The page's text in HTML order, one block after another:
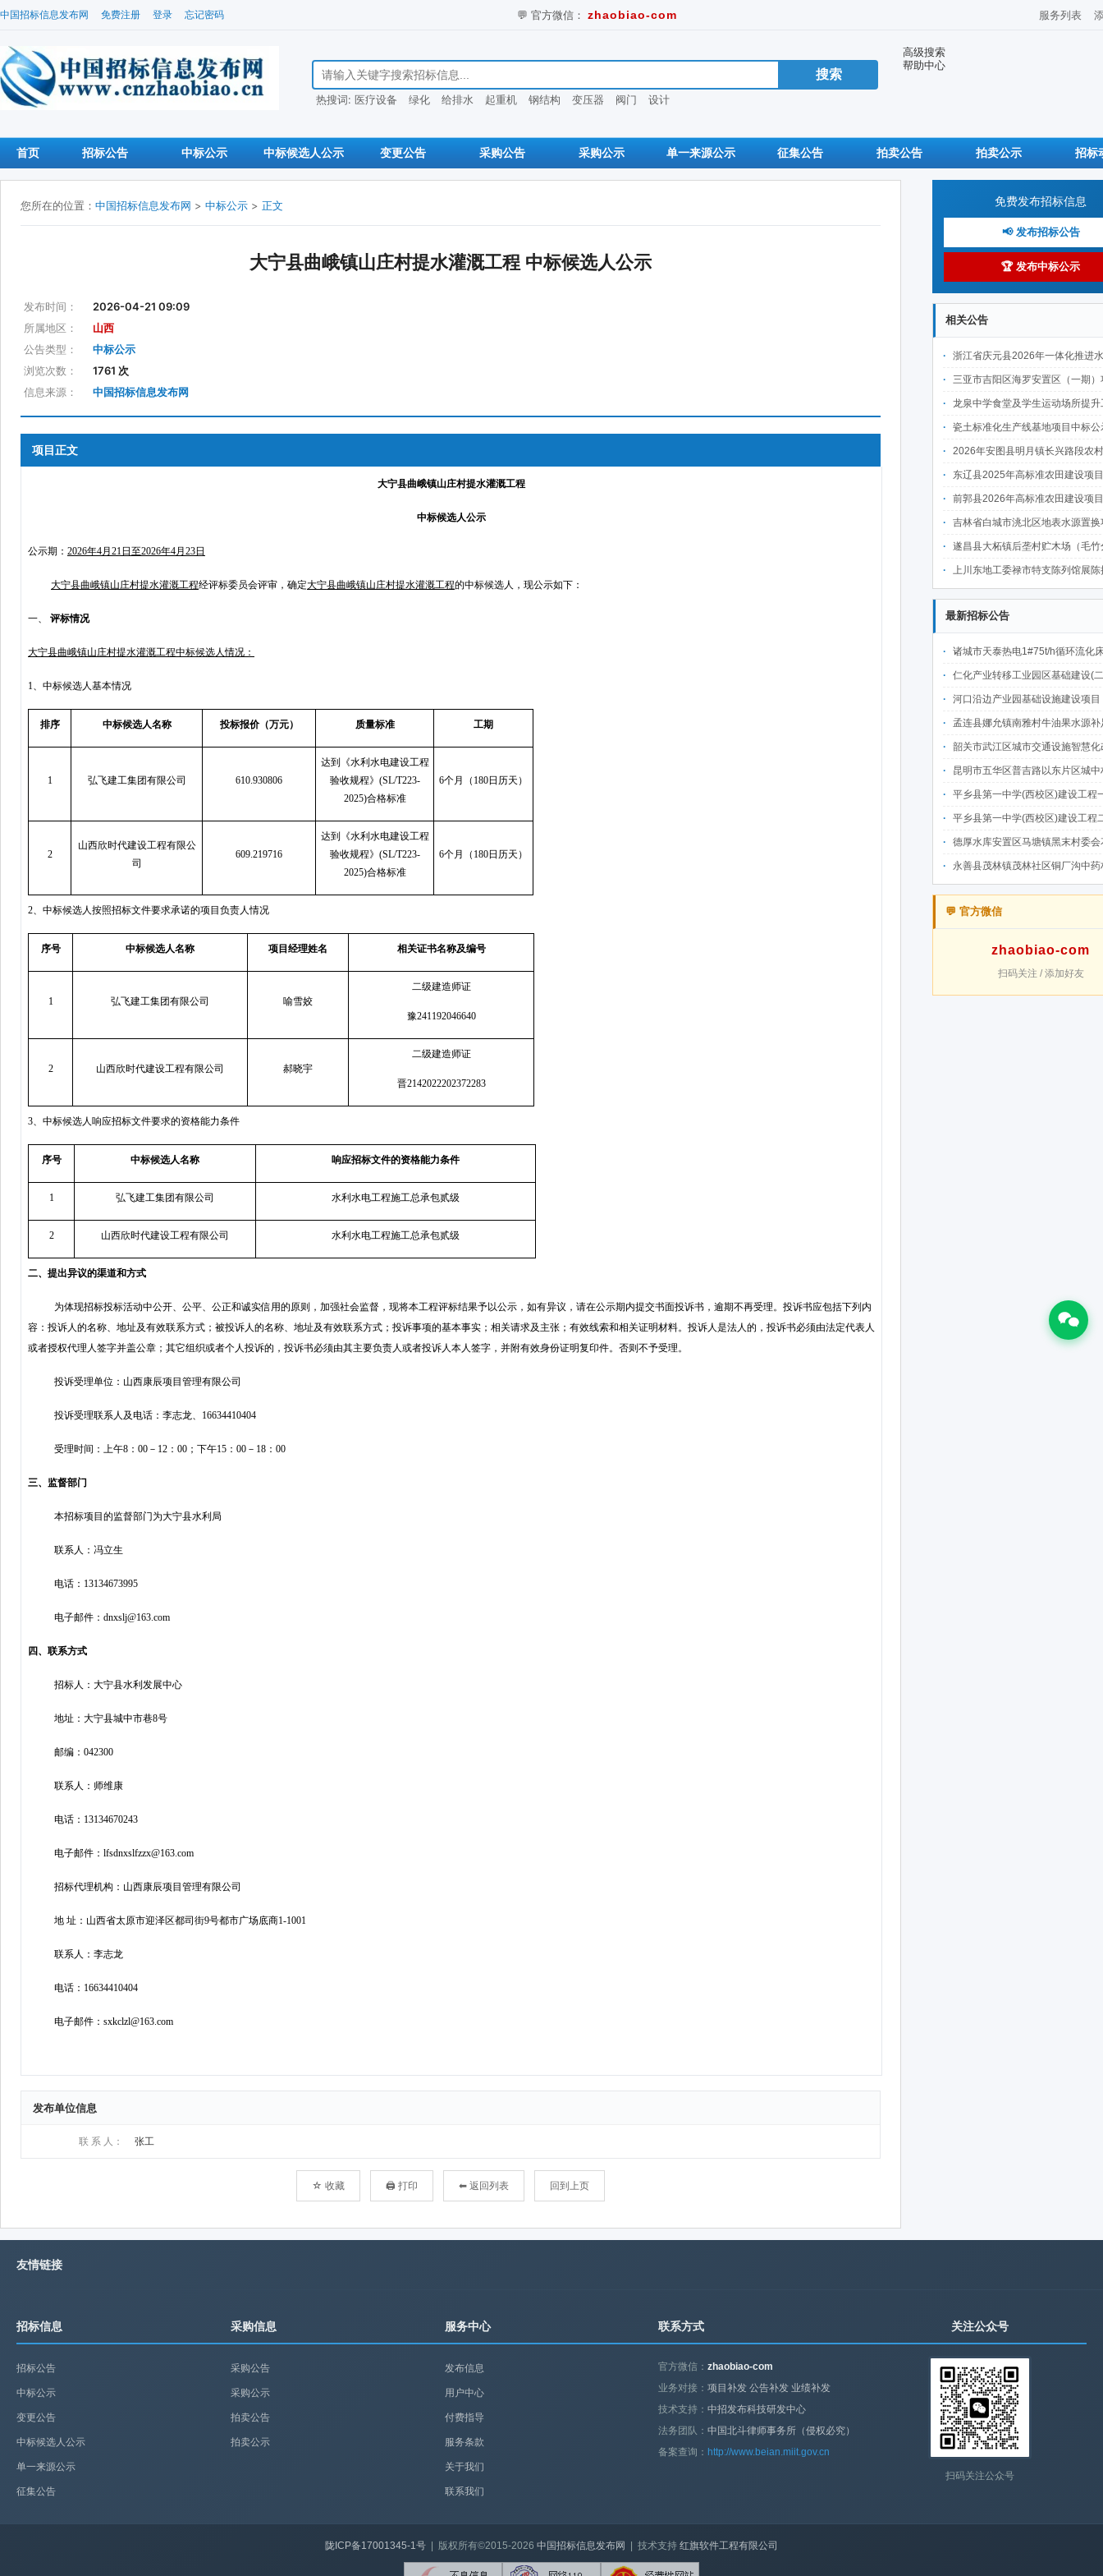
中国招标信息发布网 免费注册 登录 忘记密码 💬 官方微信： zhaobiao-com 服务列表
搜索招标信息
热搜词: 医疗设备 绿化 给排水 起重机 钢结构 变压器 阀门 设计
高级搜索
帮助中心
首页 招标公告 中标公示 中标候选人公示 变更公告 采购公告 采购公示 单一来源公示 征集公告 拍卖公告 拍卖公示 招标
您所在的位置： 中国招标信息发布网 > 中标公示 > 正文
大宁县曲峨镇山庄村提水灌溉工程 中标候选人公示
发布时间：
2026-04-21 09:09
所属地区：
山西
公告类型：
中标公示
浏览次数：
1761 次
信息来源：
中国招标信息发布网
项目正文
发布单位信息
联 系 人： 张工
☆ 收藏 🖨 打印 ⬅ 返回列表 回到上页
免费发布招标信息
📢 发布招标公告
🏆 发布中标公示
相关公告
浙江省庆元县2026年一体化推进水土保持工程建设项目(Ⅱ标段
三亚市吉阳区海罗安置区（一期）项目前期物业管理服务
龙泉中学食堂及学生运动场所提升工程中
瓷土标准化生产线基地项目中标公
2026年安图县明月镇长兴路段农村公路建设项目
东辽县2025年高标准农田建设项目(第二批)(新建3万亩、改造提升6万亩 )施肥
前郭县2026年高标准农田建设项目七标段中
吉林省白城市洮北区地表水源置换项目可行性研究报告、勘察设计
遂昌县大柘镇后垄村贮木场（毛竹分解点）中
上川东地工委禄市特支陈列馆展陈提升项目施工标段
最新招标公告
诸城市天泰热电1#75t/h循环流化床锅炉及配套设施升级改造项目（设计施工一体
仁化产业转移工业园区基础建设(二期)一韶关仁化产业园区工业二路道路及桥梁(西侧扩园段)建设
河口沿边产业园基础设施建设项目（二期）设计施工总承包（EPC）(三次
孟连县娜允镇南雅村牛油果水源补足提质增效建设项目
韶关市武江区城市交通设施智慧化改造提升项目-基础建设工程（一期）A标段施
昆明市五华区普吉路以东片区城中村改造项目（一期）A7、A-4-2地块安置房项目供配电设计施工一体化
平乡县第一中学(西校区)建设工程一标段施工
平乡县第一中学(西校区)建设工程二标段施工
德厚水库安置区马塘镇黑末村委会花庄移民安置点美丽家园·移民新村建设项
永善县茂林镇茂林社区铜厂沟中药材产业配套水利设施建设项目
💬 官方微信
zhaobiao-com
扫码关注 / 添加好友
友情链接
招标信息
招标公告
中标公示
变更公告
中标候选人公示
单一来源公示
征集公告
采购信息
采购公告
采购公示
拍卖公告
拍卖公示
服务中心
发布信息
用户中心
付费指导
服务条款
关于我们
联系我们
联系方式
官方微信：zhaobiao-com
业务对接：项目补发 公告补发 业绩补发
技术支持：中招发布科技研发中心
法务团队：中国北斗律师事务所（侵权必究）
备案查询： http://www.beian.miit.gov.cn
关注公众号
扫码关注公众号
陇ICP备17001345-1号 | 版权所有©2015-2026 中国招标信息发布网 | 技术支持 红旗软件工程有限公司